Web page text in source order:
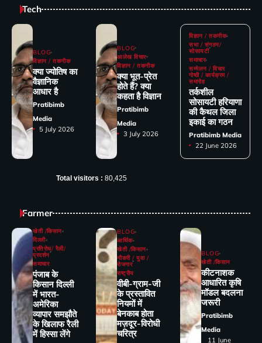
Tech
BLOG
विज्ञान / तकनीक
क्या ज्योतिष का
वैज्ञानिक
आधार है
Pratibimb
Media
5 July 2026
BLOG
आलेख विचार
विज्ञान / तकनीक
क्या भूत-प्रेत
होते हैं? क्या
कहता है विज्ञान
Pratibimb
Media
3 July 2026
विज्ञान / तकनीक
सभा / संगठन/
सोसायटी
समाचार
सम्मेलन / विचार
गोष्ठी / कार्यक्रम /
समारोह
तर्कशील
सोसायटी हरियाणा
की कैथल जिला
इकाई का गठन
Pratibimb Media
22 June 2026
Total visitors : 80,425
Farmer
खेती /किसान
दिल्ली
प्रतिरोध/ रैली/
प्रदर्शन
समाचार
पंजाब के
किसान दिल्ली
में भारत-
अमेरिका
व्यापार समझौते
के खिलाफ रैली
में हिस्सा लेंगे
BLOG
आर्थिक
खेती /किसान
नौकरी / युवा /
रोजगार
राष्ट्रीय
वीबी-ग्राम-जी
के प्रस्तावित
नियमों में
बेनकाब होता
मज़दूर-विरोधी
चरित्र
BLOG
खेती /किसान
कीटनाशक
आधारित कृषि
मॉडल बदलना
जरूरी
Pratibimb
Media
11 June